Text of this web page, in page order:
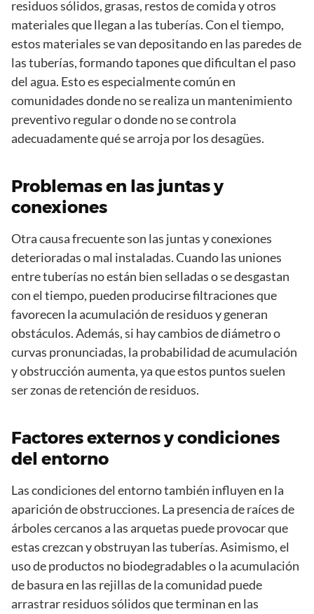
residuos sólidos, grasas, restos de comida y otros
materiales que llegan a las tuberías. Con el tiempo,
estos materiales se van depositando en las paredes de
las tuberías, formando tapones que dificultan el paso
del agua. Esto es especialmente común en
comunidades donde no se realiza un mantenimiento
preventivo regular o donde no se controla
adecuadamente qué se arroja por los desagües.
Problemas en las juntas y
conexiones
Otra causa frecuente son las juntas y conexiones
deterioradas o mal instaladas. Cuando las uniones
entre tuberías no están bien selladas o se desgastan
con el tiempo, pueden producirse filtraciones que
favorecen la acumulación de residuos y generan
obstáculos. Además, si hay cambios de diámetro o
curvas pronunciadas, la probabilidad de acumulación
y obstrucción aumenta, ya que estos puntos suelen
ser zonas de retención de residuos.
Factores externos y condiciones
del entorno
Las condiciones del entorno también influyen en la
aparición de obstrucciones. La presencia de raíces de
árboles cercanos a las arquetas puede provocar que
estas crezcan y obstruyan las tuberías. Asimismo, el
uso de productos no biodegradables o la acumulación
de basura en las rejillas de la comunidad puede
arrastrar residuos sólidos que terminan en las